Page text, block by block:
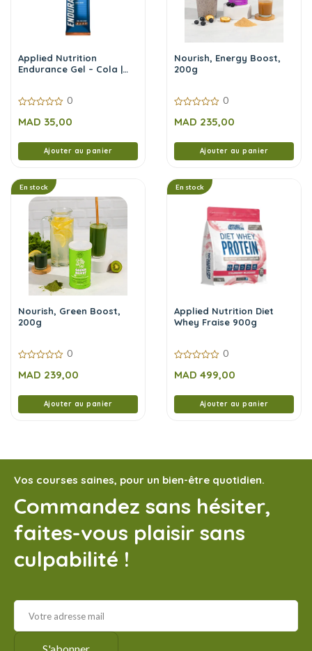
Applied Nutrition
Endurance Gel – Cola |
sur
0
MAD 35,00
Ajouter au panier
Nourish, Energy Boost,
200g
sur
0
MAD 235,00
Ajouter au panier
En stock
Nourish, Green Boost,
200g
sur
0
MAD 239,00
Ajouter au panier
En stock
Applied Nutrition Diet
Whey Fraise 900g
sur
0
MAD 499,00
Ajouter au panier
Vos courses saines, pour un bien-être quotidien.
Commandez sans hésiter,
faites-vous plaisir sans
culpabilité !